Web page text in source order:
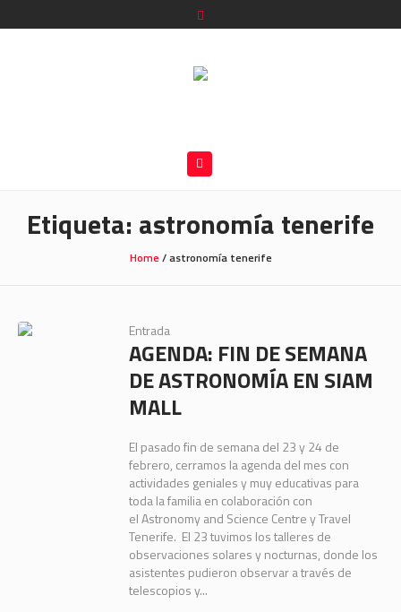
Etiqueta: astronomía tenerife
Home/astronomía tenerife
Entrada
AGENDA: FIN DE SEMANA
DE ASTRONOMÍA EN SIAM
MALL
El pasado fin de semana del 23 y 24 de
febrero, cerramos la agenda del mes con
actividades geniales y muy educativas para
toda la familia en colaboración con
el Astronomy and Science Centre y Travel
Tenerife. El 23 tuvimos los talleres de
observaciones solares y nocturnas, donde los
asistentes pudieron observar a través de
telescopios y...